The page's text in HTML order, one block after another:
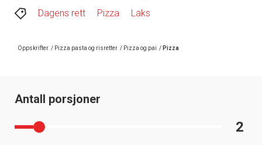
Dagens rett
Pizza Laks
Oppskrifter / Pizza pasta og risretter / Pizza og pai / Pizza
Antall porsjoner
2